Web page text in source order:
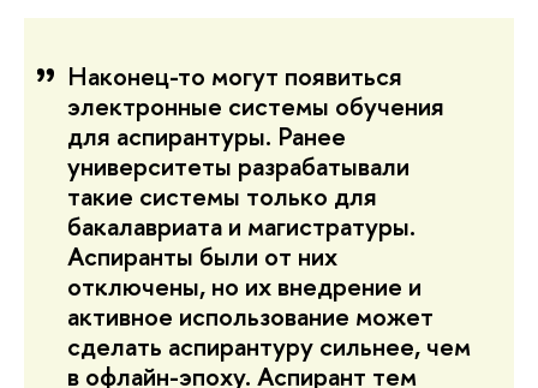
Наконец-то могут появиться
электронные системы обучения
для аспирантуры. Ранее
университеты разрабатывали
такие системы только для
бакалавриата и магистратуры.
Аспиранты были от них
отключены, но их внедрение и
активное использование может
сделать аспирантуру сильнее, чем
в офлайн-эпоху. Аспирант тем